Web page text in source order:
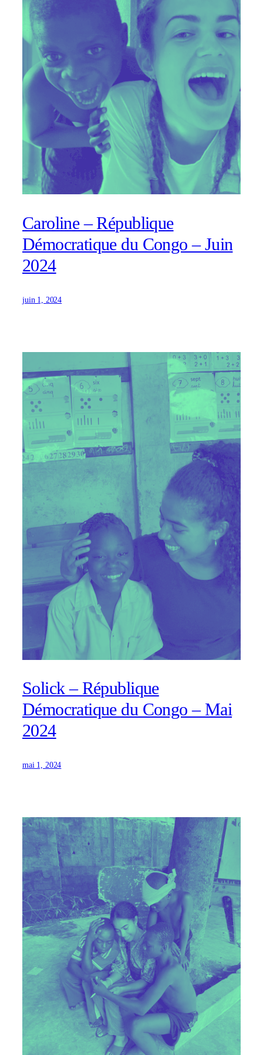
Caroline – République
Démocratique du Congo – Juin
2024
juin 1, 2024
Solick – République
Démocratique du Congo – Mai
2024
mai 1, 2024